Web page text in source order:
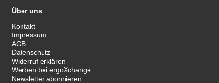
Über uns
Kontakt
Impressum
AGB
Datenschutz
Widerruf erklären
Werben bei ergoXchange
Newsletter abonnieren